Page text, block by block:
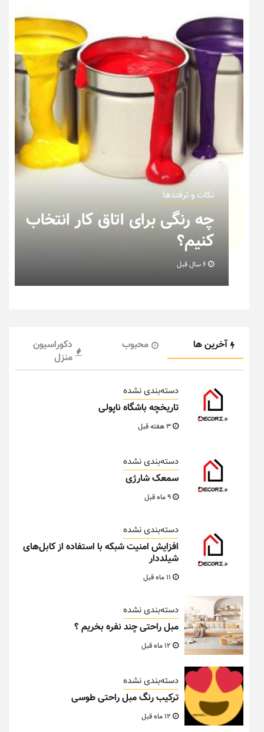
اتاق کار انتخاب
نکاتی که
خانه عروس
آخرین ها محبوب
دکوراسیون
منزل
دسته‌بندی نشده
تاریخچه باشگاه ناپولی
دسته‌بندی نشده
سمعک شارژی
دسته‌بندی نشده
افزایش امنیت شبکه با استفاده از کابل‌های
شیلددار
دسته‌بندی نشده
مبل راحتی چند نفره بخریم ؟
دسته‌بندی نشده
ترکیب رنگ مبل راحتی طوسی